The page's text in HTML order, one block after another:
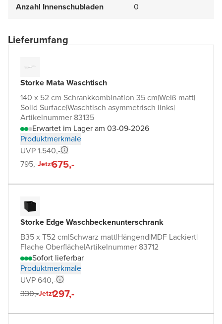
Anzahl Innenschubladen 0
Lieferumfang
Storke Mata Waschtisch
140 x 52 cm Schrankkombination 35 cm|Weiß matt|
Solid Surface|Waschtisch asymmetrisch links|
Artikelnummer 83135
Erwartet im Lager am 03-09-2026
Produktmerkmale
UVP 1.540,-
795,-Jetzt675,-
Storke Edge Waschbeckenunterschrank
B35 x T52 cm|Schwarz matt|Hängend|MDF Lackiert|
Flache Oberfläche|Artikelnummer 83712
Sofort lieferbar
Produktmerkmale
UVP 640,-
330,-Jetzt297,-